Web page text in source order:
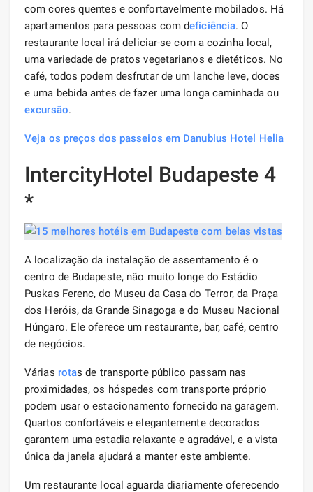
com cores quentes e confortavelmente mobilados. Há
apartamentos para pessoas com deficiência. O
restaurante local irá deliciar-se com a cozinha local,
uma variedade de pratos vegetarianos e dietéticos. No
café, todos podem desfrutar de um lanche leve, doces
e uma bebida antes de fazer uma longa caminhada ou
excursão.
Veja os preços dos passeios em Danubius Hotel Helia
IntercityHotel Budapeste 4
*
A localização da instalação de assentamento é o
centro de Budapeste, não muito longe do Estádio
Puskas Ferenc, do Museu da Casa do Terror, da Praça
dos Heróis, da Grande Sinagoga e do Museu Nacional
Húngaro. Ele oferece um restaurante, bar, café, centro
de negócios.
Várias rotas de transporte público passam nas
proximidades, os hóspedes com transporte próprio
podem usar o estacionamento fornecido na garagem.
Quartos confortáveis ​​e elegantemente decorados
garantem uma estadia relaxante e agradável, e a vista
única da janela ajudará a manter este ambiente.
Um restaurante local aguarda diariamente oferecendo